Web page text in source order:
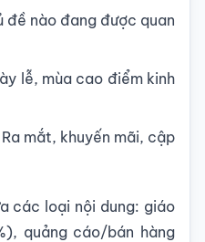
đề nào đang được quan
lễ, mùa cao điểm kinh
Ra mắt, khuyến mãi, cập
các loại nội dung: giáo
quảng cáo/bán hàng